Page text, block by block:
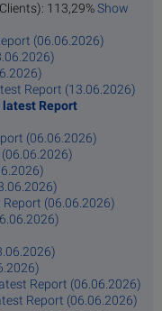
113,29%Show
(06.06.2026)
Report (13.06.2026)
latest Report
(06.06.2026)
(06.06.2026)
Report (06.06.2026)
Report (06.06.2026)